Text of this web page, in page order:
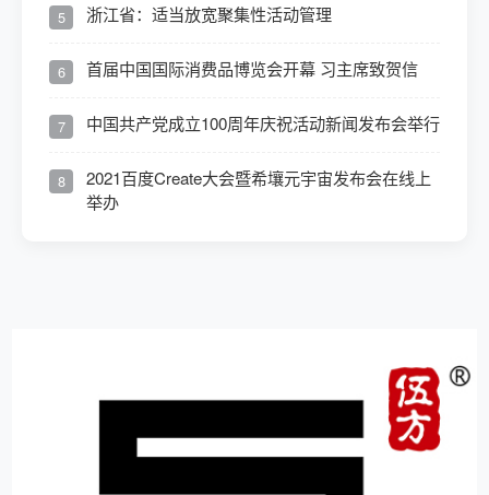
5 浙江省：适当放宽聚集性活动管理
6 首届中国国际消费品博览会开幕 习主席致贺信
7 中国共产党成立100周年庆祝活动新闻发布会举行
8
2021百度Create大会暨希壤元宇宙发布会在线上
举办